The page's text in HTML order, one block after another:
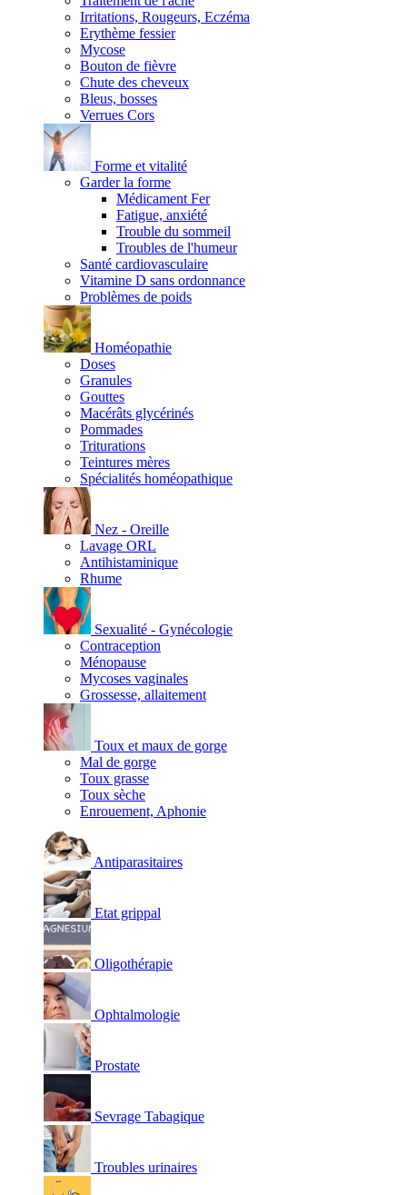
Irritations, Rougeurs, Eczéma
Erythème fessier
Mycose
Bouton de fièvre
Chute des cheveux
Bleus, bosses
Verrues Cors
Forme et vitalité
Garder la forme
Médicament Fer
Fatigue, anxiété
Trouble du sommeil
Troubles de l'humeur
Santé cardiovasculaire
Vitamine D sans ordonnance
Problèmes de poids
Homéopathie
Doses
Granules
Gouttes
Macérâts glycérinés
Pommades
Triturations
Teintures mères
Spécialités homéopathique
Nez - Oreille
Lavage ORL
Antihistaminique
Rhume
Sexualité - Gynécologie
Contraception
Ménopause
Mycoses vaginales
Grossesse, allaitement
Toux et maux de gorge
Mal de gorge
Toux grasse
Toux sèche
Enrouement, Aphonie
Antiparasitaires
Etat grippal
Oligothérapie
Ophtalmologie
Prostate
Sevrage Tabagique
Troubles urinaires